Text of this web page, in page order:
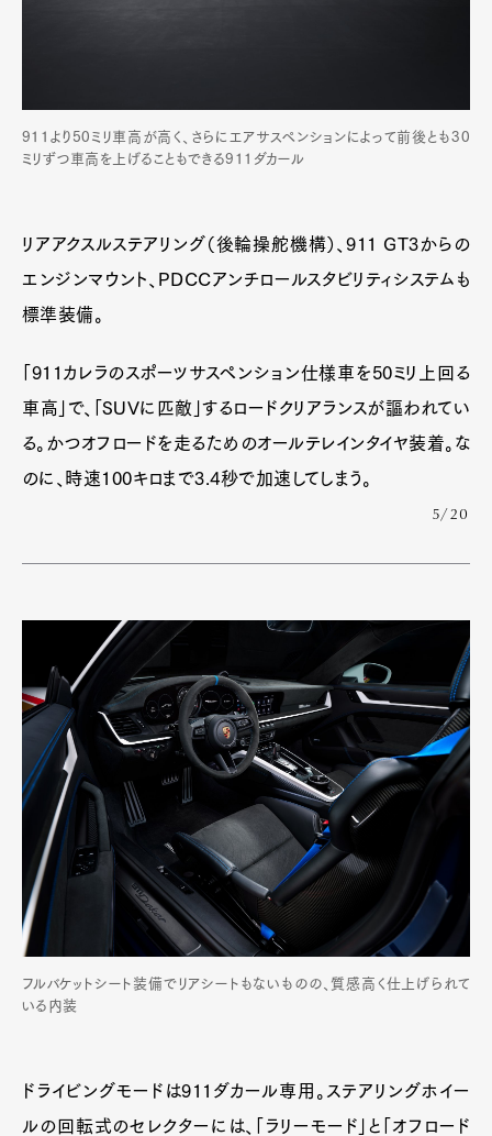
911より50ミリ車高が高く、さらにエアサスペンションによって前後とも30
ミリずつ車高を上げることもできる911ダカール
リアアクスルステアリング（後輪操舵機構）、911 GT3からの
エンジンマウント、PDCCアンチロールスタビリティシステムも
標準装備。
「911カレラのスポーツサスペンション仕様車を50ミリ上回る
車高」で、「SUVに匹敵」するロードクリアランスが謳われてい
る。かつオフロードを走るためのオールテレインタイヤ装着。な
のに、時速100キロまで3.4秒で加速してしまう。
5/20
フルバケットシート装備でリアシートもないものの、質感高く仕上げられて
いる内装
ドライビングモードは911ダカール専用。ステアリングホイー
ルの回転式のセレクターには、「ラリーモード」と「オフロード